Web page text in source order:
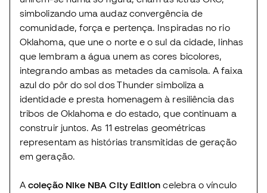
simbolizando uma audaz convergência de
comunidade, força e pertença. Inspiradas no rio
Oklahoma, que une o norte e o sul da cidade, linhas
que lembram a água unem as cores bicolores,
integrando ambas as metades da camisola. A faixa
azul do pôr do sol dos Thunder simboliza a
identidade e presta homenagem à resiliência das
tribos de Oklahoma e do estado, que continuam a
construir juntos. As 11 estrelas geométricas
representam as histórias transmitidas de geração
em geração.
Acoleção Nike NBA City Edition celebra o vínculo